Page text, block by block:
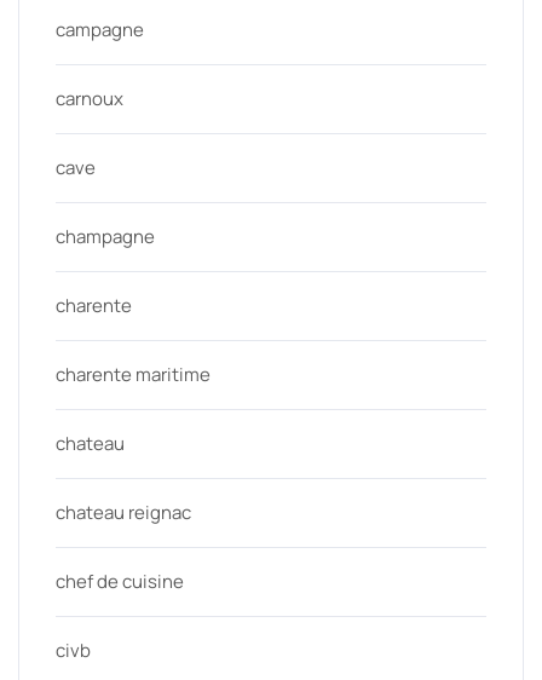
campagne
carnoux
cave
champagne
charente
charente maritime
chateau
chateau reignac
chef de cuisine
civb